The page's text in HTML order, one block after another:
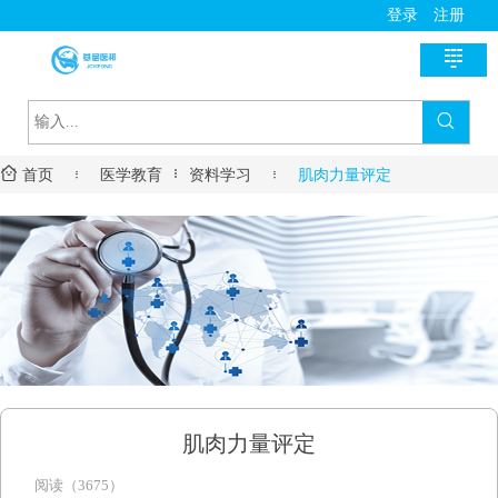
登录 注册


首页
新医讯
地方动态
用药指导
诊疗指南
医疗技术
基层风采
名医风采
名院展示
药房明星
医学教育
资料学习
培训课程
慢病管理
 首页  医学教育  资料学习  肌肉力量评定
肌肉力量评定
阅读（3675）